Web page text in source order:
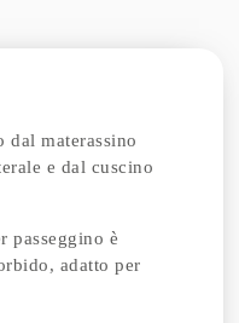
dal materassino
e dal cuscino
passeggino è
adatto per